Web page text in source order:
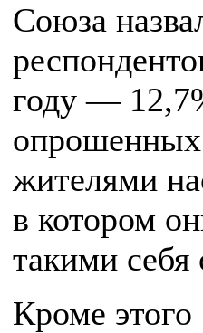
Союза
году —
опрошенных
жителями
в котором
такими себя
Кроме